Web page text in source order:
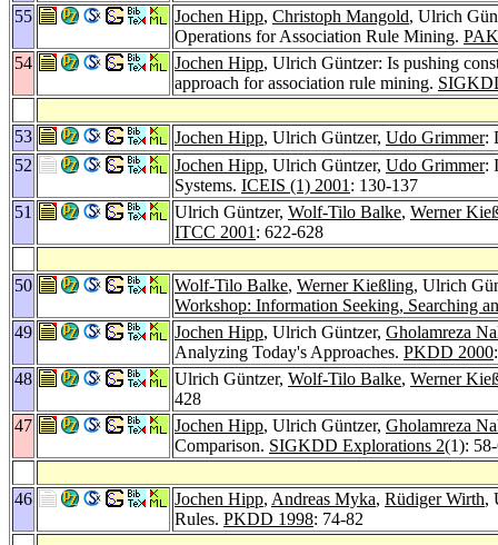
55
Jochen Hipp, Christoph Mangold, Ulrich
Operations for Association Rule Mining.
54
Jochen Hipp, Ulrich Güntzer: Is pushing
approach for association rule mining.
53 Jochen Hipp, Ulrich Güntzer, Udo Grimmer:
52
Jochen Hipp, Ulrich Güntzer, Udo Grimmer:
Systems. ICEIS (1) 2001 : 130-137
51
Ulrich Güntzer, Wolf-Tilo Balke, Werner
ITCC 2001 : 622-628
50 Wolf-Tilo Balke, Werner Kießling, Ulrich
Workshop: Information Seeking, Searching
49
Jochen Hipp, Ulrich Güntzer, Gholamreza
Analyzing Today's Approaches. PKDD 2000
48
Ulrich Güntzer, Wolf-Tilo Balke, Werner
428
47
Jochen Hipp, Ulrich Güntzer, Gholamreza
Comparison. SIGKDD Explorations 2(1):
46 Jochen Hipp, Andreas Myka, Rüdiger Wirth,
Rules. PKDD 1998: 74-82